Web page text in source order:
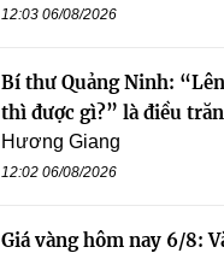
12:03 06/08/2026
Bí thư Quảng Ninh:
thì được gì?” là điều
Hương Giang
12:02 06/08/2026
Giá vàng hôm nay 6/8: